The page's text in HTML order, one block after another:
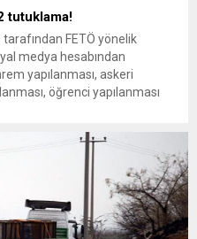
tutuklama!
FETÖ yönelik
medya hesabından
yapılanması, askeri
öğrenci yapılanması
örgüt içerisindeki
sınav soruşturmaları...